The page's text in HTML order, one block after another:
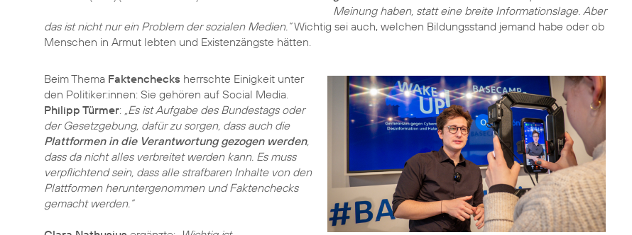
Meinung haben, statt eine breite Informationslage. Aber
das ist nicht nur ein Problem der sozialen Medien.“Wichtig sei auch, welchen Bildungsstand jemand habe oder ob
Menschen in Armut lebten und Existenzängste hätten.
Beim Thema Faktenchecks herrschte Einigkeit unter
den Politiker:innen: Sie gehören auf Social Media.
Philipp Türmer: „Es ist Aufgabe des Bundestags oder
der Gesetzgebung, dafür zu sorgen, dass auch die
Plattformen in die Verantwortung gezogen werden,
dass da nicht alles verbreitet werden kann. Es muss
verpflichtend sein, dass alle strafbaren Inhalte von den
Plattformen heruntergenommen und Faktenchecks
gemacht werden.“